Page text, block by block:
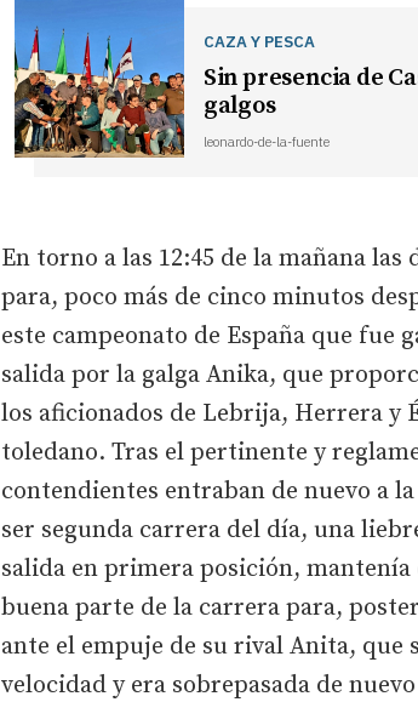
CAZA Y PESCA
Sin presencia de
galgos
leonardo-de-la-fuente
En torno a las 12:45 de la mañana
para, poco más de cinco minutos
este campeonato de España que fue
salida por la galga Anika, que
los aficionados de Lebrija, Herrera y
toledano. Tras el pertinente y
contendientes entraban de nuevo a
ser segunda carrera del día, una
salida en primera posición,
buena parte de la carrera para,
ante el empuje de su rival Anita, que
velocidad y era sobrepasada de